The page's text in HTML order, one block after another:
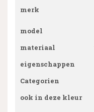
merk
model
materiaal
eigenschappen
Categorien
ook in deze kleur